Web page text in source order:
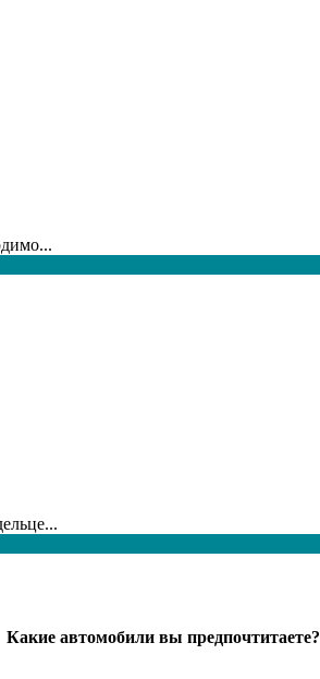
Какие автомобили вы предпочтитаете?